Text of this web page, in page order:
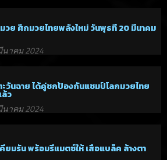
วย ศึกมวยไทยพลังใหม่ วันพุธที่ 20 มีนาคม
นาคม 2024
วันฉาย ได้คู่ชกป้องกันแชมป์โลกมวยไทย
ว
นาคม 2024
ยมรัน พร้อมรีแมตช์ให้ เสือแบล็ค ล้างตา